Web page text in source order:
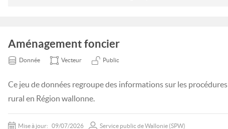
Aménagement foncier
Donnée Vecteur Public
Ce jeu de données regroupe des informations sur les
rural en Région wallonne.
Mise à jour: 09/07/2026 Service public de Wallonie (SPW)